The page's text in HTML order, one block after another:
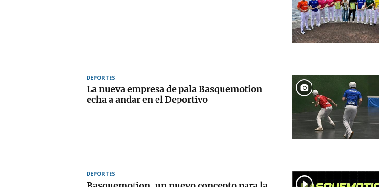
DEPORTES
La nueva empresa de pala Basquemotion
echa a andar en el Deportivo
DEPORTES